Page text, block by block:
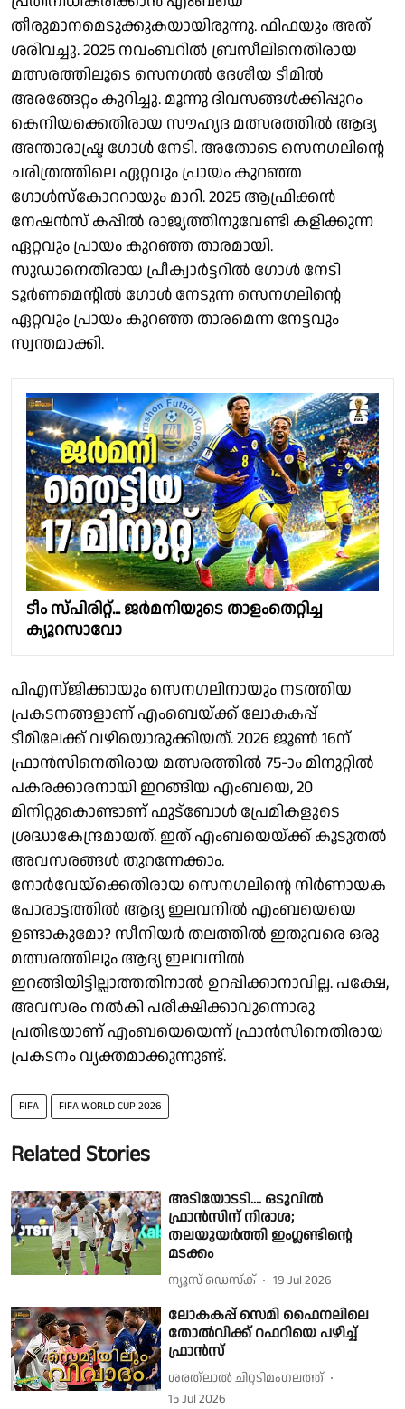
തീരുമാനമെടുക്കുകയായിരുന്നു. ഫിഫയും അത്
ശരിവച്ചു. 2025 നവംബറിൽ ബ്രസീലിനെതിരായ
മത്സരത്തിലൂടെ സെനഗൽ ദേശീയ ടീമില്‍
അരങ്ങേറ്റം കുറിച്ചു. മൂന്നു ദിവസങ്ങൾക്കിപ്പുറം
കെനിയക്കെതിരായ സൗഹൃദ മത്സരത്തിൽ ആദ്യ
അന്താരാഷ്ട്ര ഗോൾ നേടി. അതോടെ സെനഗലിന്റെ
ചരിത്രത്തിലെ ഏറ്റവും പ്രായം കുറഞ്ഞ
ഗോൾസ്കോററായും മാറി. 2025 ആഫ്രിക്കൻ
നേഷൻസ് കപ്പിൽ രാജ്യത്തിനുവേണ്ടി കളിക്കുന്ന
ഏറ്റവും പ്രായം കുറഞ്ഞ താരമായി.
സുഡാനെതിരായ പ്രീക്വാർട്ടറിൽ ഗോൾ നേടി
ടൂർണമെന്റിൽ ഗോൾ നേടുന്ന സെനഗലിന്റെ
ഏറ്റവും പ്രായം കുറഞ്ഞ താരമെന്ന നേട്ടവും
സ്വന്തമാക്കി.
ടീം സ്പിരിറ്റ്... ജര്‍മനിയുടെ താളംതെറ്റിച്ച
ക്യൂറസാവോ
പിഎസ്‌ജിക്കായും സെനഗലിനായും നടത്തിയ
പ്രകടനങ്ങളാണ് എംബെയ്ക്ക് ലോകകപ്പ്
ടീമിലേക്ക് വഴിയൊരുക്കിയത്. 2026 ജൂൺ 16ന്
ഫ്രാൻസിനെതിരായ മത്സരത്തിൽ 75-ാം മിനുറ്റിൽ
പകരക്കാരനായി ഇറങ്ങിയ എംബയെ, 20
മിനിറ്റുകൊണ്ടാണ് ഫുട്ബോള്‍ പ്രേമികളുടെ
ശ്രദ്ധാകേന്ദ്രമായത്. ഇത് എംബയെയ്ക്ക് കൂടുതല്‍
അവസരങ്ങള്‍ തുറന്നേക്കാം.
നോര്‍വേയ്ക്കെതിരായ സെനഗലിന്റെ നിര്‍ണായക
പോരാട്ടത്തില്‍ ആദ്യ ഇലവനില്‍ എംബയെയെ
ഉണ്ടാകുമോ? സീനിയർ തലത്തിൽ ഇതുവരെ ഒരു
മത്സരത്തിലും ആദ്യ ഇലവനിൽ
ഇറങ്ങിയിട്ടില്ലാത്തതിനാല്‍ ഉറപ്പിക്കാനാവില്ല. പക്ഷേ,
അവസരം നല്‍കി പരീക്ഷിക്കാവുന്നൊരു
പ്രതിഭയാണ് എംബയെയെന്ന് ഫ്രാന്‍സിനെതിരായ
പ്രകടനം വ്യക്തമാക്കുന്നുണ്ട്.
FIFA FIFA WORLD CUP 2026
Related Stories
അടിയോടടി.... ഒടുവില്‍
ഫ്രാന്‍സിന് നിരാശ;
തലയുയര്‍ത്തി ഇംഗ്ലണ്ടിന്റെ
മടക്കം
ന്യൂസ് ഡെസ്ക് 19 Jul 2026
ലോകകപ്പ് സെമി ഫൈനലിലെ
തോൽവിക്ക് റഫറിയെ പഴിച്ച്
ഫ്രാൻസ്
ശരത്‌ലാൽ ചിറ്റടിമംഗലത്ത്
15 Jul 2026